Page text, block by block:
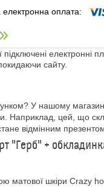
підключені електронні
сайту.
У нашому
Наприклад, цей, що
відмінним презентом
"Герб" +
матової шкіри